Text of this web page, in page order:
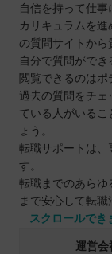
自信を持って仕事
カリキュラムを
の質問サイトから
自分で質問がで
閲覧できるのはポ
過去の質問をチ
ている人がいるこ
ょう。
転職サポートは、
す。
転職までのあらゆ
まで安心して転職
スクロールで
運営会